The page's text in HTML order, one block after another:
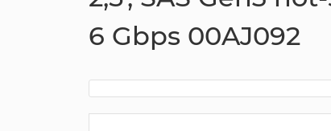
6 Gbps 00AJ092